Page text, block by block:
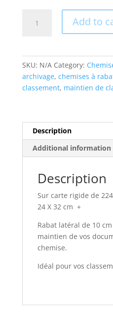
Fortin
quantity
Add to
SKU: N/A Category:
archivage, chemises à
classement, maintien de
Description
Additional information
Description
Sur carte rigide de
24 X 32 cm +
Rabat latéral de 10
maintien de vos
chemise.
Idéal pour vos